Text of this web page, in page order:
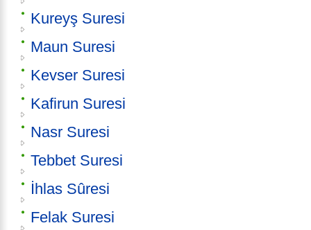
Kureyş Suresi
Maun Suresi
Kevser Suresi
Kafirun Suresi
Nasr Suresi
Tebbet Suresi
İhlas Sûresi
Felak Suresi